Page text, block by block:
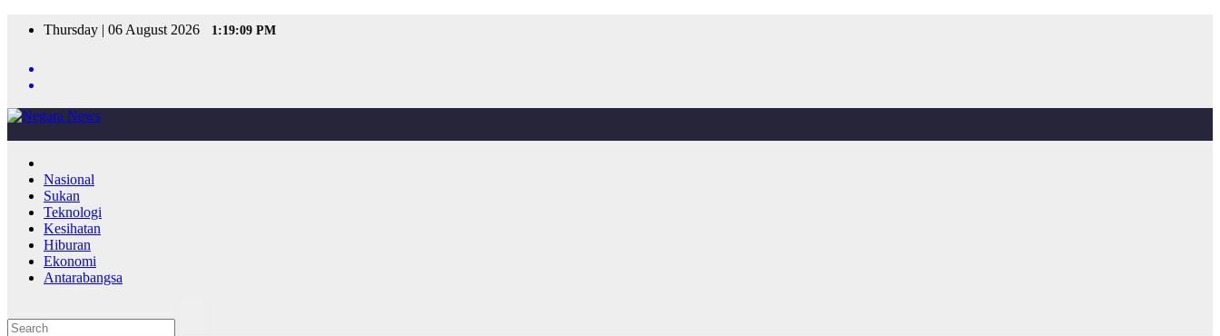
Thursday | 06 August 2026 1:19:09 PM
Nasional
Sukan
Teknologi
Kesihatan
Hiburan
Ekonomi
Antarabangsa